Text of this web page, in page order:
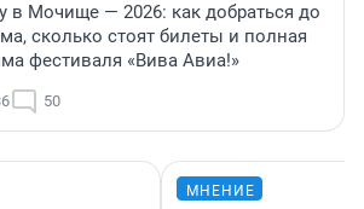
в Мочище — 2026: как добраться до
сколько стоят билеты и полная
фестиваля «Вива Авиа!»
50
МНЕНИЕ